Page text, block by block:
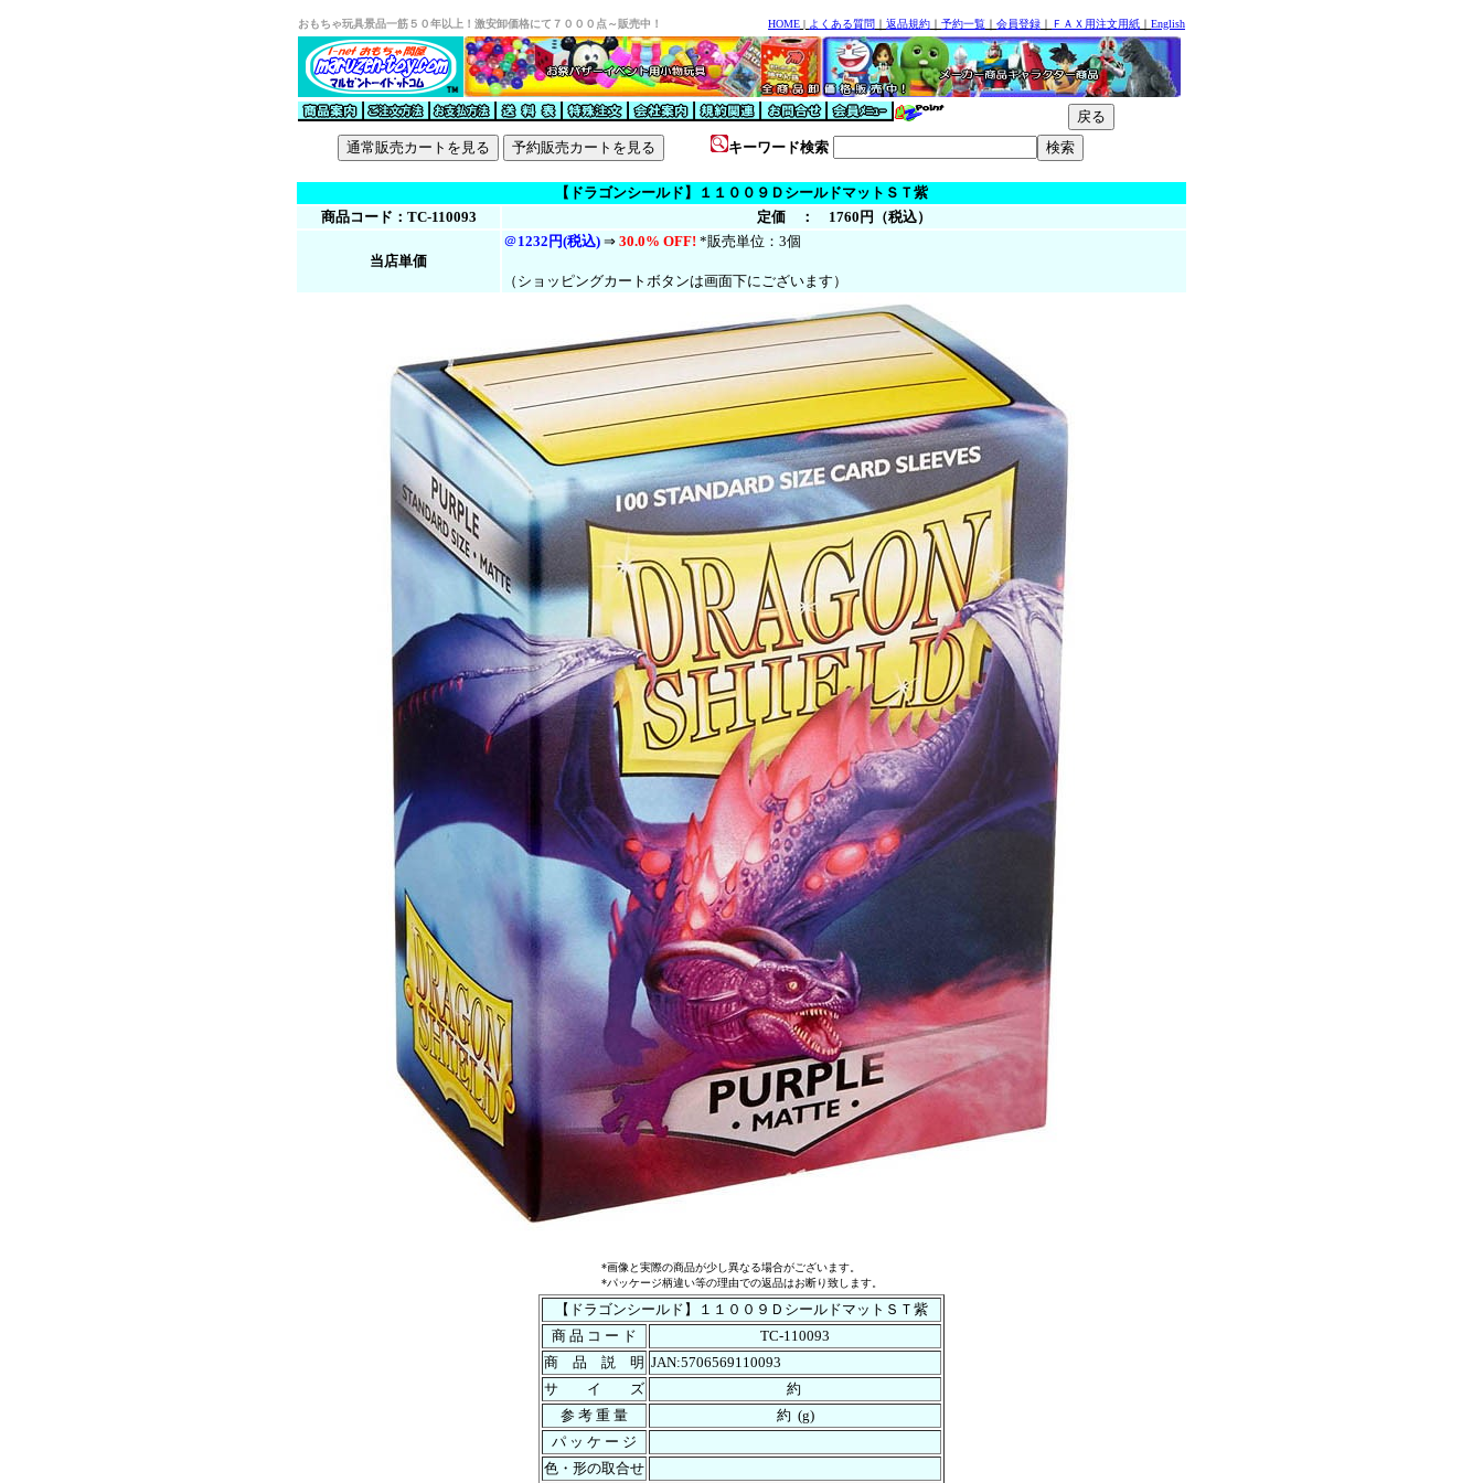
おもちゃ玩具景品一筋５０年以上！激安卸価格にて７０００点～販売中！ HOME | よくある質問 ｜ 返品規約 ｜ 予約一覧 ｜ 会員登録 ｜ ＦＡＸ用注文用紙 ｜ English
キーワード検索
【ドラゴンシールド】１１００９ＤシールドマットＳＴ紫
商品コード：TC-110093
定価 ： 1760円（税込）
当店単価
＠1232円(税込) ⇒ 30.0% OFF! *販売単位：3個
（ショッピングカートボタンは画面下にございます）
*画像と実際の商品が少し異なる場合がございます。
*パッケージ柄違い等の理由での返品はお断り致します。
【ドラゴンシールド】１１００９ＤシールドマットＳＴ紫
商 品 コ ー ド
TC-110093
商 品 説 明 JAN:5706569110093
サ イ ズ
約
参 考 重 量
約 (g)
パ ッ ケ ー ジ
色・形の取合せ